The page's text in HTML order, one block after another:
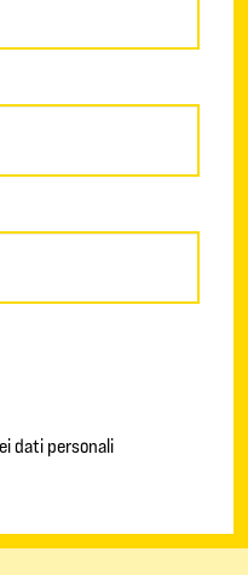
dati personali